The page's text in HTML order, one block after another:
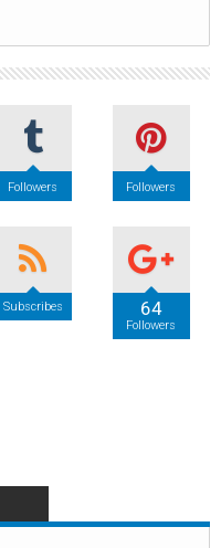
Followers Followers
Subscribes 64
Followers